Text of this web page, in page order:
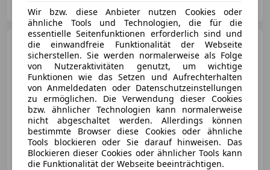
AT-7122 Gols
Peugeot 5008
1,5 BlueHDI
130 S&S EAT8 GT-Line Aut.
€ 18 580
€ 20 400,-
Wir bzw. diese Anbieter nutzen Cookies oder
ähnliche Tools und Technologien, die für die
essentielle Seitenfunktionen erforderlich sind und
die einwandfreie Funktionalität der Webseite
sicherstellen. Sie werden normalerweise als Folge
von Nutzeraktivitäten genutzt, um wichtige
Funktionen wie das Setzen und Aufrechterhalten
von Anmeldedaten oder Datenschutzeinstellungen
zu ermöglichen. Die Verwendung dieser Cookies
bzw. ähnlicher Technologien kann normalerweise
nicht abgeschaltet werden. Allerdings können
bestimmte Browser diese Cookies oder ähnliche
Tools blockieren oder Sie darauf hinweisen. Das
Blockieren dieser Cookies oder ähnlicher Tools kann
die Funktionalität der Webseite beeinträchtigen.